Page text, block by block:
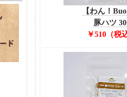
【わん！
豚ハツ
￥510（税